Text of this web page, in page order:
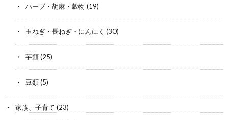
ハーブ・胡麻・穀物 (19)
玉ねぎ・長ねぎ・にんにく (30)
芋類(25)
豆類(5)
家族、子育て (23)